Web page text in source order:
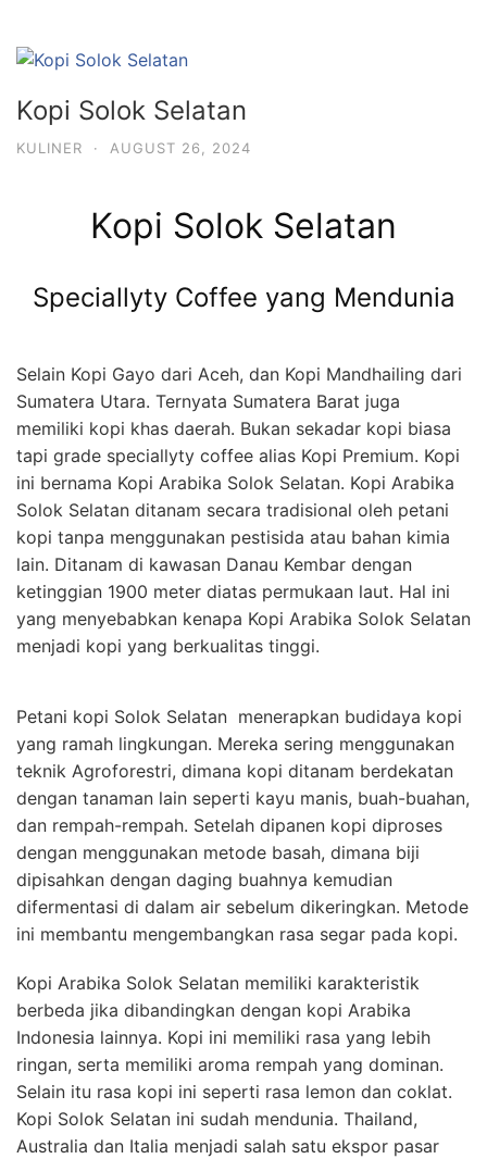
Kopi Solok Selatan
KULINER · AUGUST 26, 2024
Kopi Solok Selatan
Speciallyty Coffee yang Mendunia
Selain Kopi Gayo dari Aceh, dan Kopi Mandhailing dari
Sumatera Utara. Ternyata Sumatera Barat juga
memiliki kopi khas daerah. Bukan sekadar kopi biasa
tapi grade speciallyty coffee alias Kopi Premium. Kopi
ini bernama Kopi Arabika Solok Selatan. Kopi Arabika
Solok Selatan ditanam secara tradisional oleh petani
kopi tanpa menggunakan pestisida atau bahan kimia
lain. Ditanam di kawasan Danau Kembar dengan
ketinggian 1900 meter diatas permukaan laut. Hal ini
yang menyebabkan kenapa Kopi Arabika Solok Selatan
menjadi kopi yang berkualitas tinggi.
Petani kopi Solok Selatan menerapkan budidaya kopi
yang ramah lingkungan. Mereka sering menggunakan
teknik Agroforestri, dimana kopi ditanam berdekatan
dengan tanaman lain seperti kayu manis, buah-buahan,
dan rempah-rempah. Setelah dipanen kopi diproses
dengan menggunakan metode basah, dimana biji
dipisahkan dengan daging buahnya kemudian
difermentasi di dalam air sebelum dikeringkan. Metode
ini membantu mengembangkan rasa segar pada kopi.
Kopi Arabika Solok Selatan memiliki karakteristik
berbeda jika dibandingkan dengan kopi Arabika
Indonesia lainnya. Kopi ini memiliki rasa yang lebih
ringan, serta memiliki aroma rempah yang dominan.
Selain itu rasa kopi ini seperti rasa lemon dan coklat.
Kopi Solok Selatan ini sudah mendunia. Thailand,
Australia dan Italia menjadi salah satu ekspor pasar